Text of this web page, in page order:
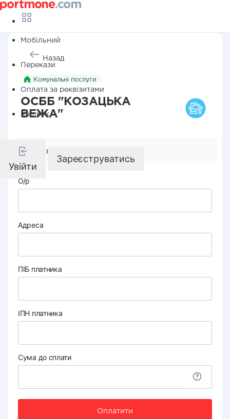
Мобільний
Перекази
Оплата за реквізитами
Кешбек
Увійти
Зареєструватись
Назад
Комунальні послуги
ОСББ "КОЗАЦЬКА
ВЕЖА"
Реквізити компанії
О/р
Адреса
ПІБ платника
ІПН платника
Сума до сплати
Оплатити